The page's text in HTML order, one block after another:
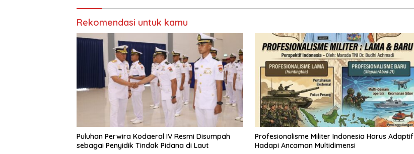
Rekomendasi untuk kamu
Puluhan Perwira Kodaeral IV Resmi Disumpah
sebagai Penyidik Tindak Pidana di Laut
Profesionalisme Militer Indonesia Harus Adaptif
Hadapi Ancaman Multidimensi